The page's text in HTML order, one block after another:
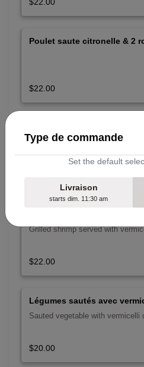
Type de commande
Set the default
Livraison
starts dim. 11:30 am
$22.00
Poulet saute citronelle & 2
$22.00
Grilled shrimps, beef, chicken
rice & salad
Grilled shrimp served with
$22.00
Légumes sautés avec
Sauted vegetable with vermicelli
$20.00